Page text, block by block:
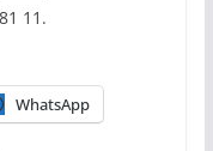
11.
WhatsApp